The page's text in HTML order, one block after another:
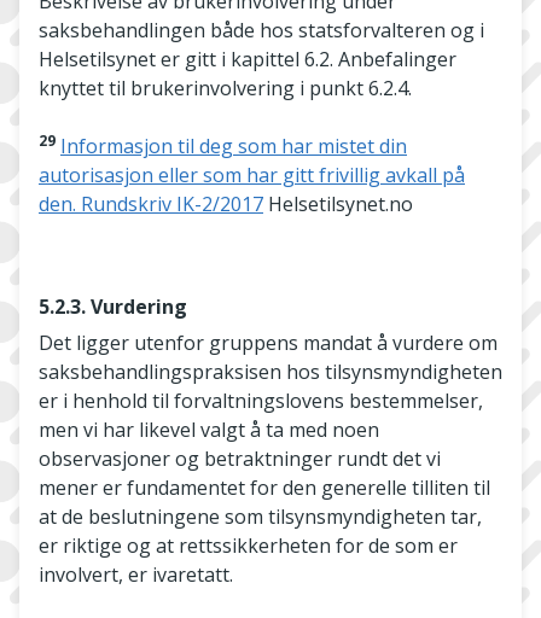
saksbehandlingen både hos statsforvalteren og i
Helsetilsynet er gitt i kapittel 6.2. Anbefalinger
knyttet til brukerinvolvering i punkt 6.2.4.
29 Informasjon til deg som har mistet din
autorisasjon eller som har gitt frivillig avkall på
den. Rundskriv IK-2/2017 Helsetilsynet.no
5.2.3. Vurdering
Det ligger utenfor gruppens mandat å vurdere om
saksbehandlingspraksisen hos tilsynsmyndigheten
er i henhold til forvaltningslovens bestemmelser,
men vi har likevel valgt å ta med noen
observasjoner og betraktninger rundt det vi
mener er fundamentet for den generelle tilliten til
at de beslutningene som tilsynsmyndigheten tar,
er riktige og at rettssikkerheten for de som er
involvert, er ivaretatt.